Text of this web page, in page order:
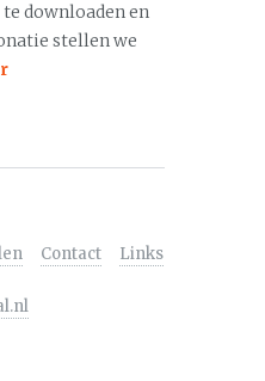
downloaden en
stellen we
Contact Links